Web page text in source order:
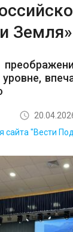
Земля»
сайта "Вести